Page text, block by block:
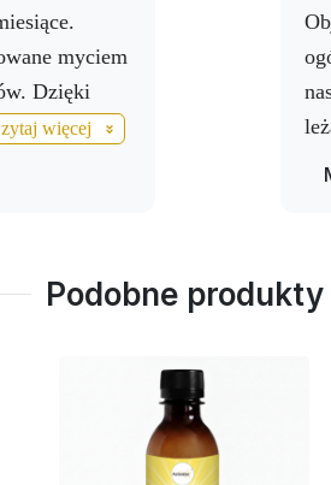
myciem
Dzięki
zaczyna
rozpylamy
pod
na
więcej
Podobne produkty